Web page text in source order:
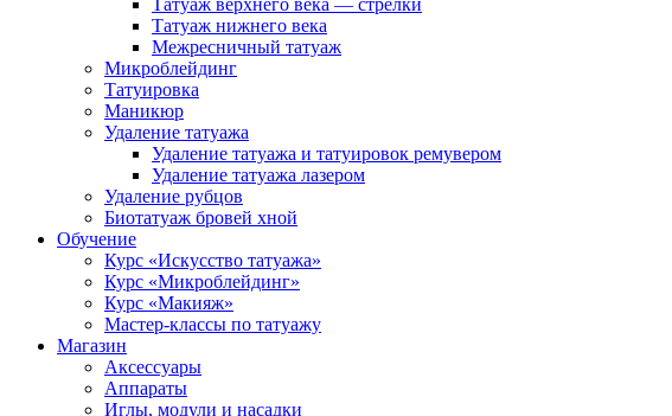
Татуаж верхнего века — стрелки
Татуаж нижнего века
Межресничный татуаж
Микроблейдинг
Татуировка
Маникюр
Удаление татуажа
Удаление татуажа и татуировок ремувером
Удаление татуажа лазером
Удаление рубцов
Биотатуаж бровей хной
Обучение
Курс «Искусство татуажа»
Курс «Микроблейдинг»
Курс «Макияж»
Мастер-классы по татуажу
Магазин
Аксессуары
Аппараты
Иглы, модули и насадки